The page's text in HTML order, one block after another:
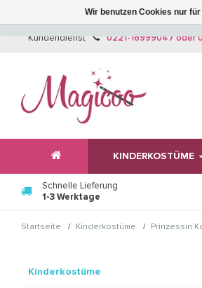
Kundendienst 0221-16999047 oder
KINDERKOSTÜME
Schnelle Lieferung
1-3 Werktage
Startseite / Kinderkostüme / Prinzessin
Kinderkostüme
Wir benutzen Cookies nur